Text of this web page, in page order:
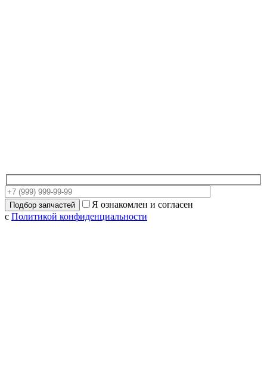
Я ознакомлен и согласен
с Политикой конфиденциальности